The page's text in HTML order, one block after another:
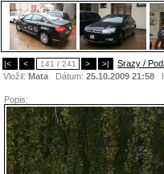
|< < 141 / 241 > >|
Srazy /
Vložil: Mata Dátum: 25.10.2009 21:58
Popis: